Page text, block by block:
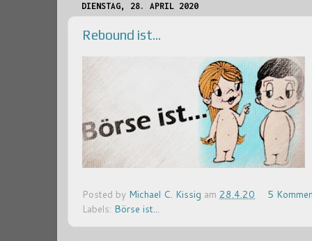
DIENSTAG, 28. APRIL 2020
Rebound ist...
Posted by Michael C. Kissig am 28.4.20
5
Labels: Börse ist...